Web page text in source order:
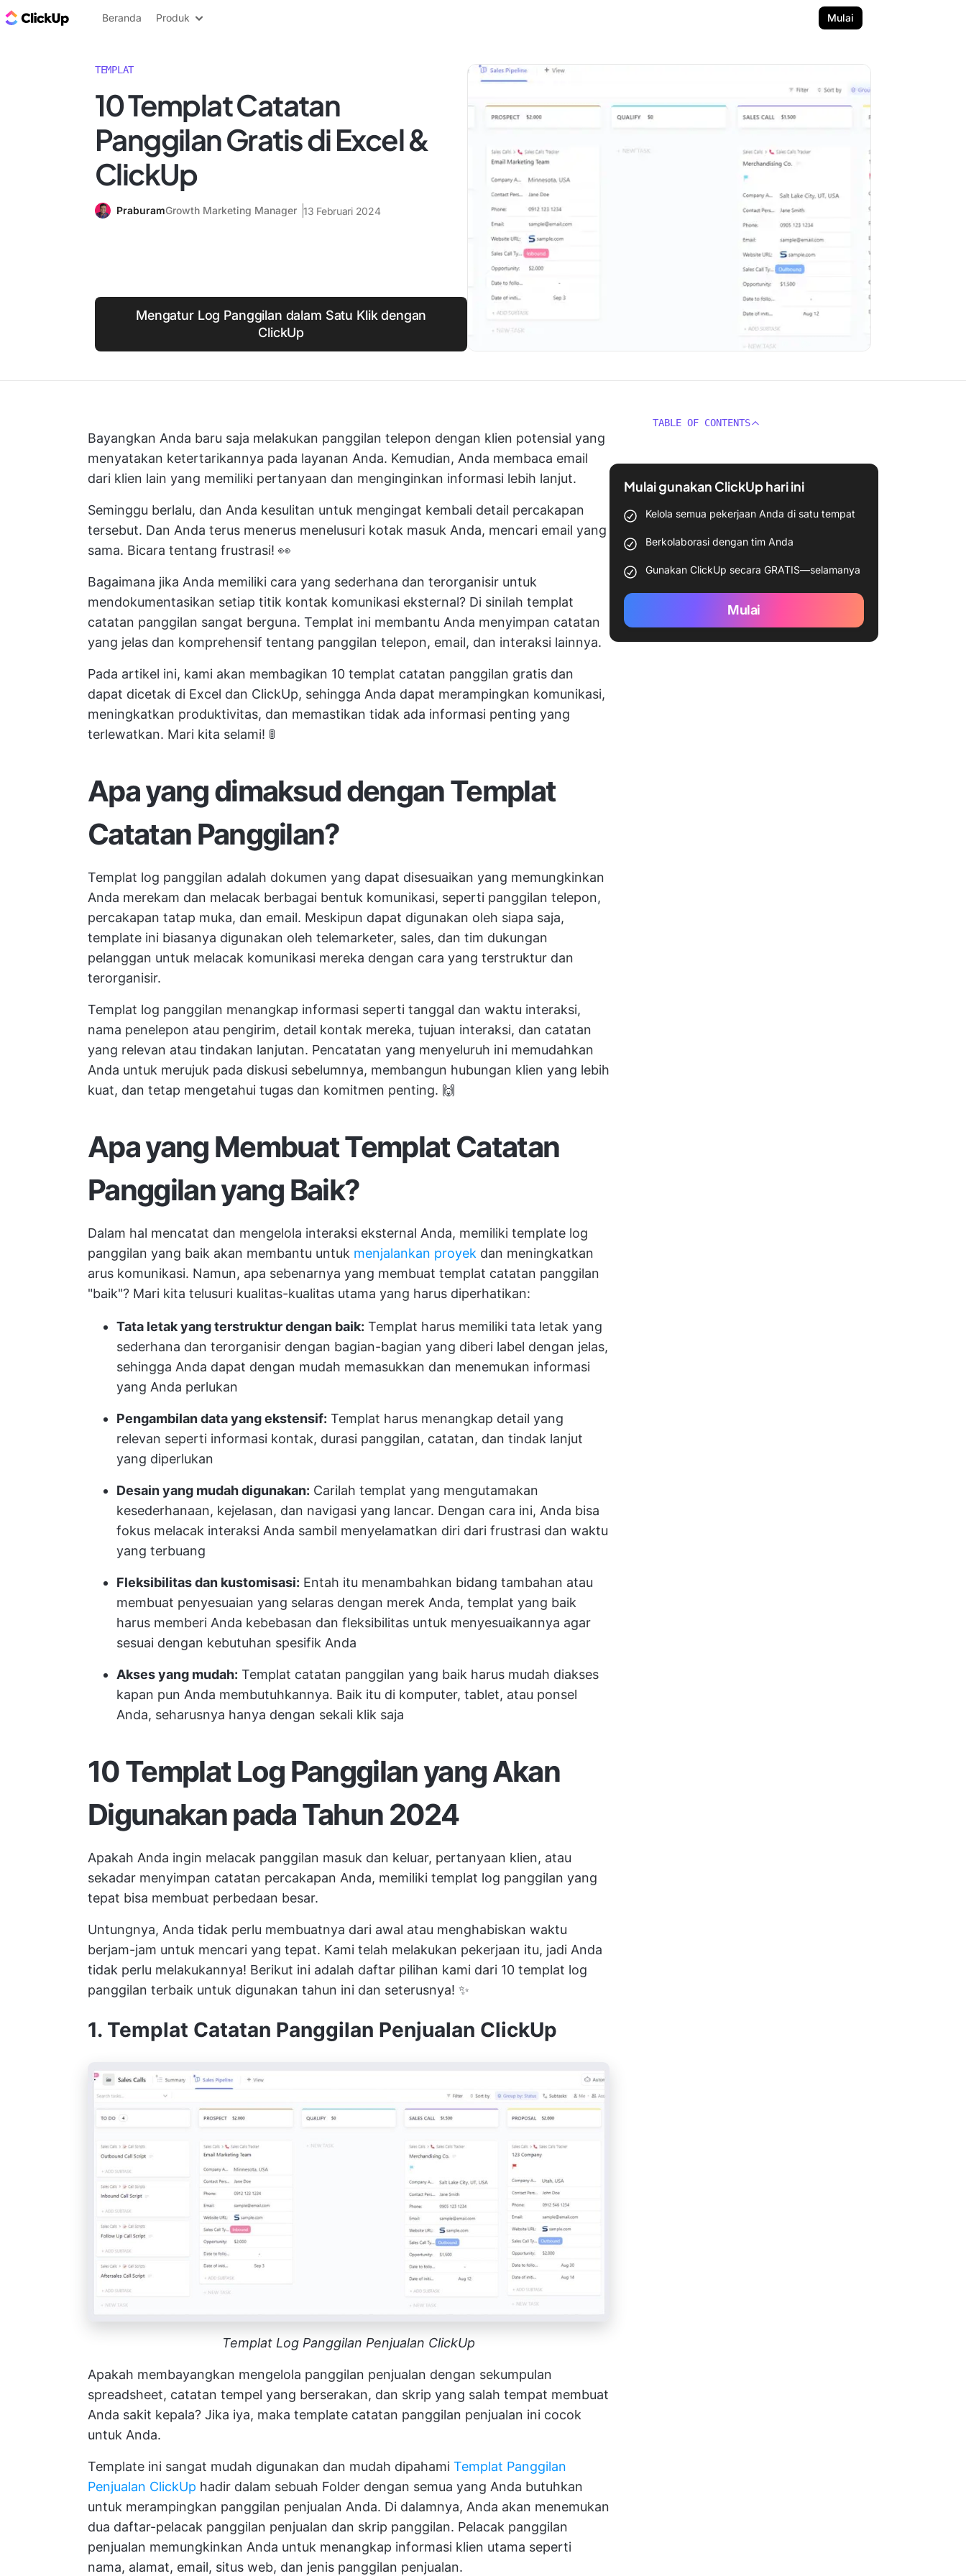
Blog ClickUp
Beranda Produk Mulai
TEMPLAT
10 Templat Catatan
Panggilan Gratis di Excel &
ClickUp
PraburamGrowth Marketing Manager 13 Februari 2024
Mengatur Log Panggilan dalam Satu Klik dengan
ClickUp
Bayangkan Anda baru saja melakukan panggilan telepon dengan klien potensial yang
menyatakan ketertarikannya pada layanan Anda. Kemudian, Anda membaca email
dari klien lain yang memiliki pertanyaan dan menginginkan informasi lebih lanjut.
Seminggu berlalu, dan Anda kesulitan untuk mengingat kembali detail percakapan
tersebut. Dan Anda terus menerus menelusuri kotak masuk Anda, mencari email yang
sama. Bicara tentang frustrasi! 👀
Bagaimana jika Anda memiliki cara yang sederhana dan terorganisir untuk
mendokumentasikan setiap titik kontak komunikasi eksternal? Di sinilah templat
catatan panggilan sangat berguna. Templat ini membantu Anda menyimpan catatan
yang jelas dan komprehensif tentang panggilan telepon, email, dan interaksi lainnya.
Pada artikel ini, kami akan membagikan 10 templat catatan panggilan gratis dan
dapat dicetak di Excel dan ClickUp, sehingga Anda dapat merampingkan komunikasi,
meningkatkan produktivitas, dan memastikan tidak ada informasi penting yang
terlewatkan. Mari kita selami! 🚦
Apa yang dimaksud dengan Templat
Catatan Panggilan?
Templat log panggilan adalah dokumen yang dapat disesuaikan yang memungkinkan
Anda merekam dan melacak berbagai bentuk komunikasi, seperti panggilan telepon,
percakapan tatap muka, dan email. Meskipun dapat digunakan oleh siapa saja,
template ini biasanya digunakan oleh telemarketer, sales, dan tim dukungan
pelanggan untuk melacak komunikasi mereka dengan cara yang terstruktur dan
terorganisir.
Templat log panggilan menangkap informasi seperti tanggal dan waktu interaksi,
nama penelepon atau pengirim, detail kontak mereka, tujuan interaksi, dan catatan
yang relevan atau tindakan lanjutan. Pencatatan yang menyeluruh ini memudahkan
Anda untuk merujuk pada diskusi sebelumnya, membangun hubungan klien yang lebih
kuat, dan tetap mengetahui tugas dan komitmen penting. 🙌
Apa yang Membuat Templat Catatan
Panggilan yang Baik?
Dalam hal mencatat dan mengelola interaksi eksternal Anda, memiliki template log
panggilan yang baik akan membantu untuk menjalankan proyek dan meningkatkan
arus komunikasi. Namun, apa sebenarnya yang membuat templat catatan panggilan
"baik"? Mari kita telusuri kualitas-kualitas utama yang harus diperhatikan:
Tata letak yang terstruktur dengan baik: Templat harus memiliki tata letak yang
sederhana dan terorganisir dengan bagian-bagian yang diberi label dengan jelas,
sehingga Anda dapat dengan mudah memasukkan dan menemukan informasi
yang Anda perlukan
Pengambilan data yang ekstensif: Templat harus menangkap detail yang
relevan seperti informasi kontak, durasi panggilan, catatan, dan tindak lanjut
yang diperlukan
Desain yang mudah digunakan: Carilah templat yang mengutamakan
kesederhanaan, kejelasan, dan navigasi yang lancar. Dengan cara ini, Anda bisa
fokus melacak interaksi Anda sambil menyelamatkan diri dari frustrasi dan waktu
yang terbuang
Fleksibilitas dan kustomisasi: Entah itu menambahkan bidang tambahan atau
membuat penyesuaian yang selaras dengan merek Anda, templat yang baik
harus memberi Anda kebebasan dan fleksibilitas untuk menyesuaikannya agar
sesuai dengan kebutuhan spesifik Anda
Akses yang mudah: Templat catatan panggilan yang baik harus mudah diakses
kapan pun Anda membutuhkannya. Baik itu di komputer, tablet, atau ponsel
Anda, seharusnya hanya dengan sekali klik saja
10 Templat Log Panggilan yang Akan
Digunakan pada Tahun 2024
Apakah Anda ingin melacak panggilan masuk dan keluar, pertanyaan klien, atau
sekadar menyimpan catatan percakapan Anda, memiliki templat log panggilan yang
tepat bisa membuat perbedaan besar.
Untungnya, Anda tidak perlu membuatnya dari awal atau menghabiskan waktu
berjam-jam untuk mencari yang tepat. Kami telah melakukan pekerjaan itu, jadi Anda
tidak perlu melakukannya! Berikut ini adalah daftar pilihan kami dari 10 templat log
panggilan terbaik untuk digunakan tahun ini dan seterusnya! ✨
1. Templat Catatan Panggilan Penjualan ClickUp
Templat Log Panggilan Penjualan ClickUp
Apakah membayangkan mengelola panggilan penjualan dengan sekumpulan
spreadsheet, catatan tempel yang berserakan, dan skrip yang salah tempat membuat
Anda sakit kepala? Jika iya, maka template catatan panggilan penjualan ini cocok
untuk Anda.
Template ini sangat mudah digunakan dan mudah dipahami Templat Panggilan
Penjualan ClickUp hadir dalam sebuah Folder dengan semua yang Anda butuhkan
untuk merampingkan panggilan penjualan Anda. Di dalamnya, Anda akan menemukan
dua daftar-pelacak panggilan penjualan dan skrip panggilan. Pelacak panggilan
penjualan memungkinkan Anda untuk menangkap informasi klien utama seperti
nama, alamat, email, situs web, dan jenis panggilan penjualan.
TABLE OF CONTENTS
Mulai gunakan ClickUp hari ini
Kelola semua pekerjaan Anda di satu tempat
Berkolaborasi dengan tim Anda
Gunakan ClickUp secara GRATIS—selamanya
Mulai